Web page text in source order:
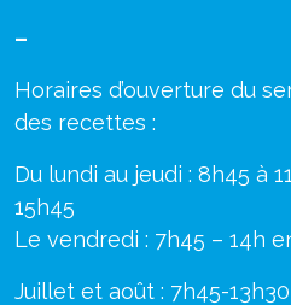
–
Horaires d’ouverture du
des recettes :
Du lundi au jeudi : 8h45 à
15h45
Le vendredi : 7h45 – 14h
Juillet et août : 7h45-